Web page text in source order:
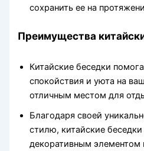
сохранить ее на
Преимущества
Китайские беседки
спокойствия и уюта на
отличным местом для
Благодаря своей
стилю, китайские
декоративным элементом